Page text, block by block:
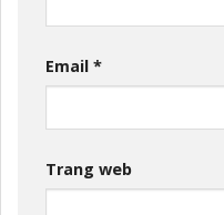
Email *
Trang web